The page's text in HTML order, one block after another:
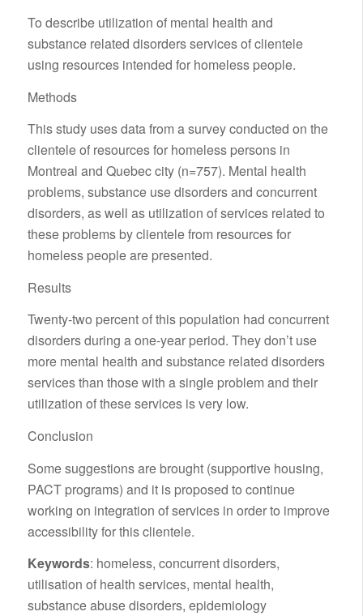
To describe utilization of mental health and
substance related disorders services of clientele
using resources intended for homeless people.
Methods
This study uses data from a survey conducted on the
clientele of resources for homeless persons in
Montreal and Quebec city (n=757). Mental health
problems, substance use disorders and concurrent
disorders, as well as utilization of services related to
these problems by clientele from resources for
homeless people are presented.
Results
Twenty-two percent of this population had concurrent
disorders during a one-year period. They don’t use
more mental health and substance related disorders
services than those with a single problem and their
utilization of these services is very low.
Conclusion
Some suggestions are brought (supportive housing,
PACT programs) and it is proposed to continue
working on integration of services in order to improve
accessibility for this clientele.
Keywords: homeless, concurrent disorders,
utilisation of health services, mental health,
substance abuse disorders, epidemiology